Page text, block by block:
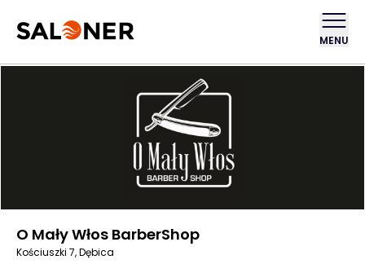
MENU
O Mały Włos BarberShop
Kościuszki 7, Dębica